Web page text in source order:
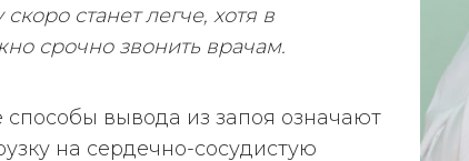
станет легче, хотя в
срочно звонить врачам.
способы вывода из запоя означают
на сердечно-сосудистую